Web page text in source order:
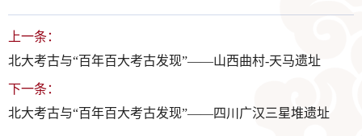
上一条：
北大考古与“百年百大考古发现”——山西曲村-天马遗址
下一条：
北大考古与“百年百大考古发现”——四川广汉三星堆遗址